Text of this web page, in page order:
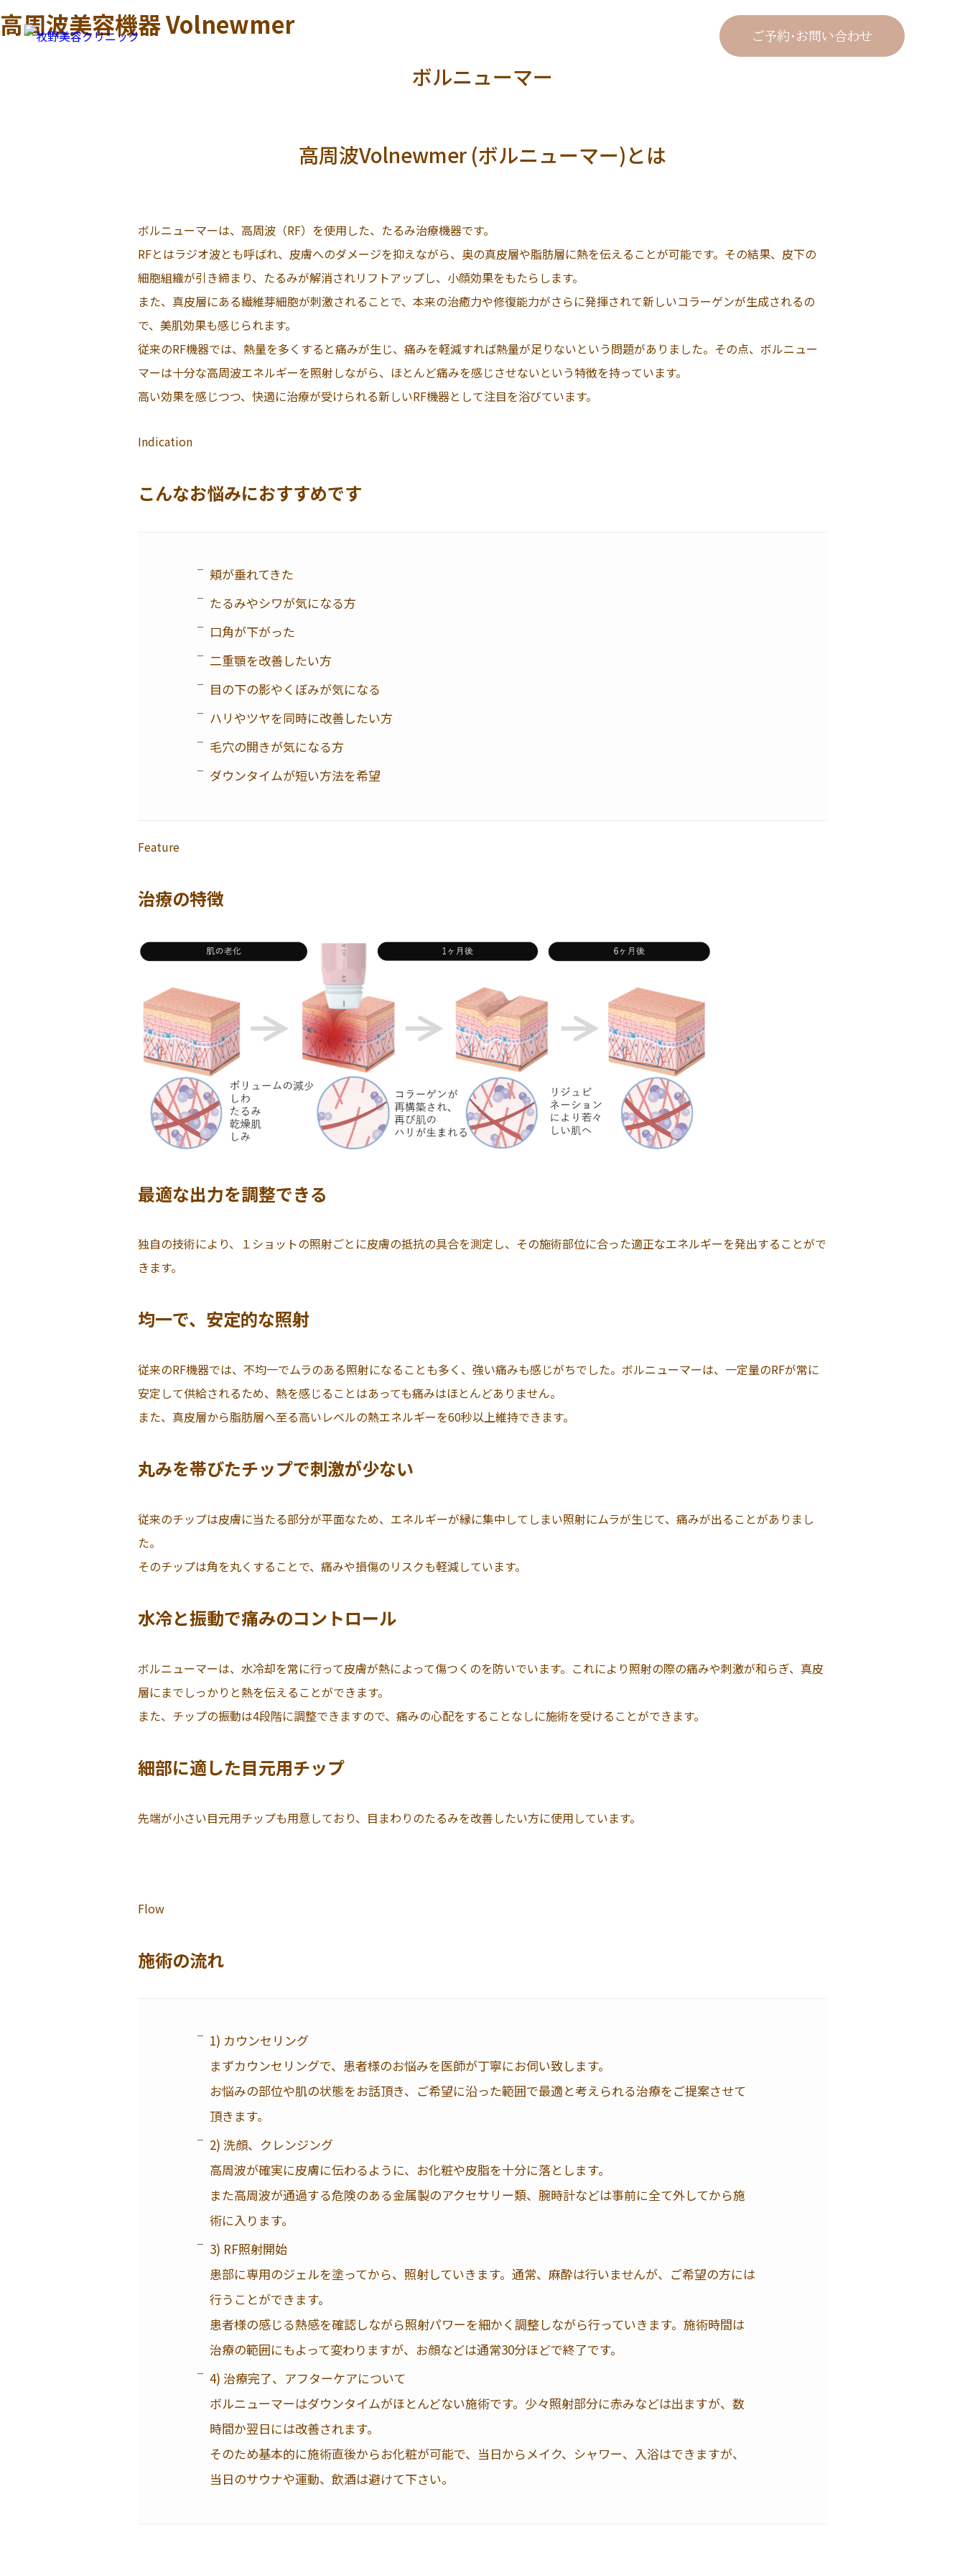
ご予約・お問い合わせ
高周波美容機器 Volnewmer
ボルニューマー
高周波Volnewmer (ボルニューマー)とは
ボルニューマーは、高周波（RF）を使用した、たるみ治療機器です。
RFとはラジオ波とも呼ばれ、皮膚へのダメージを抑えながら、奥の真皮層や脂肪層に熱を伝えることが可能です。その結果、皮下の
細胞組織が引き締まり、たるみが解消されリフトアップし、小顔効果をもたらします。
また、真皮層にある繊維芽細胞が刺激されることで、本来の治癒力や修復能力がさらに発揮されて新しいコラーゲンが生成されるの
で、美肌効果も感じられます。
従来のRF機器では、熱量を多くすると痛みが生じ、痛みを軽減すれば熱量が足りないという問題がありました。その点、ボルニュー
マーは十分な高周波エネルギーを照射しながら、ほとんど痛みを感じさせないという特徴を持っています。
高い効果を感じつつ、快適に治療が受けられる新しいRF機器として注目を浴びています。
Indication
こんなお悩みにおすすめです
頬が垂れてきた
たるみやシワが気になる方
口角が下がった
二重顎を改善したい方
目の下の影やくぼみが気になる
ハリやツヤを同時に改善したい方
毛穴の開きが気になる方
ダウンタイムが短い方法を希望
Feature
治療の特徴
最適な出力を調整できる
独自の技術により、１ショットの照射ごとに皮膚の抵抗の具合を測定し、その施術部位に合った適正なエネルギーを発出することがで
きます。
均一で、安定的な照射
従来のRF機器では、不均一でムラのある照射になることも多く、強い痛みも感じがちでした。ボルニューマーは、一定量のRFが常に
安定して供給されるため、熱を感じることはあっても痛みはほとんどありません。
また、真皮層から脂肪層へ至る高いレベルの熱エネルギーを60秒以上維持できます。
丸みを帯びたチップで刺激が少ない
従来のチップは皮膚に当たる部分が平面なため、エネルギーが縁に集中してしまい照射にムラが生じて、痛みが出ることがありまし
た。
そのチップは角を丸くすることで、痛みや損傷のリスクも軽減しています。
水冷と振動で痛みのコントロール
ボルニューマーは、水冷却を常に行って皮膚が熱によって傷つくのを防いでいます。これにより照射の際の痛みや刺激が和らぎ、真皮
層にまでしっかりと熱を伝えることができます。
また、チップの振動は4段階に調整できますので、痛みの心配をすることなしに施術を受けることができます。
細部に適した目元用チップ
先端が小さい目元用チップも用意しており、目まわりのたるみを改善したい方に使用しています。
Flow
施術の流れ
1) カウンセリング
まずカウンセリングで、患者様のお悩みを医師が丁寧にお伺い致します。
お悩みの部位や肌の状態をお話頂き、ご希望に沿った範囲で最適と考えられる治療をご提案させて
頂きます。
2) 洗顔、クレンジング
高周波が確実に皮膚に伝わるように、お化粧や皮脂を十分に落とします。
また高周波が通過する危険のある金属製のアクセサリー類、腕時計などは事前に全て外してから施
術に入ります。
3) RF照射開始
患部に専用のジェルを塗ってから、照射していきます。通常、麻酔は行いませんが、ご希望の方には
行うことができます。
患者様の感じる熱感を確認しながら照射パワーを細かく調整しながら行っていきます。施術時間は
治療の範囲にもよって変わりますが、お顔などは通常30分ほどで終了です。
4) 治療完了、アフターケアについて
ボルニューマーはダウンタイムがほとんどない施術です。少々照射部分に赤みなどは出ますが、数
時間か翌日には改善されます。
そのため基本的に施術直後からお化粧が可能で、当日からメイク、シャワー、入浴はできますが、
当日のサウナや運動、飲酒は避けて下さい。